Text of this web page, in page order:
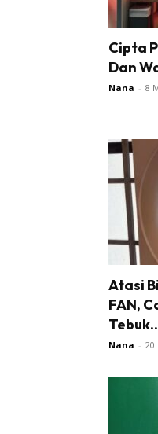
Cipta
Dan
Nana - 8
Atasi
FAN,
Nana - 20